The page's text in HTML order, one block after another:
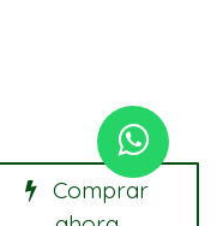
Comprar